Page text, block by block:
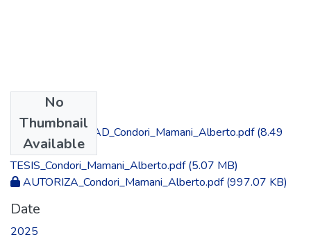
No
Thumbnail
Available
CORIGINALIDAD_Condori_Mamani_Alberto.pdf(8.49
MB)
TESIS_Condori_Mamani_Alberto.pdf(5.07 MB)
AUTORIZA_Condori_Mamani_Alberto.pdf(997.07 KB)
Date
2025